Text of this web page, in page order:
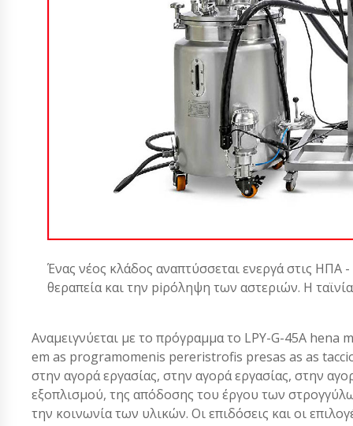
Ένας νέος κλάδος αναπτύσσεται ενεργά στις ΗΠΑ -
θεραπεία και την piρόληψη των αστεριών. Η
Αναμειγνύεται με το πρόγραμμα το LPY-G-45A
em as programomenis pereristrofis presas as as
στην αγορά εργασίας, στην αγορά εργασίας, στην
εξοπλισμού, της απόδοσης του έργου των
την κοινωνία των υλικών. Οι επιδόσεις και οι